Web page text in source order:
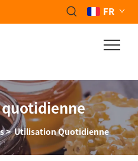
FR
>Utilisation Quotidienne